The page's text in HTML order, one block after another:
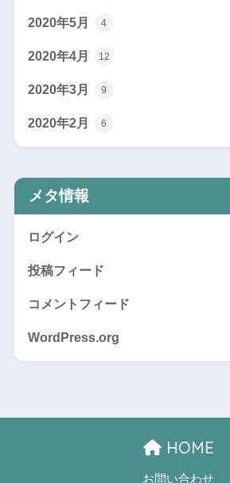
2020年5月 4
2020年4月 12
2020年3月 9
2020年2月 6
メタ情報
ログイン
投稿フィード
コメントフィード
WordPress.org
HOME
お問い合わせ